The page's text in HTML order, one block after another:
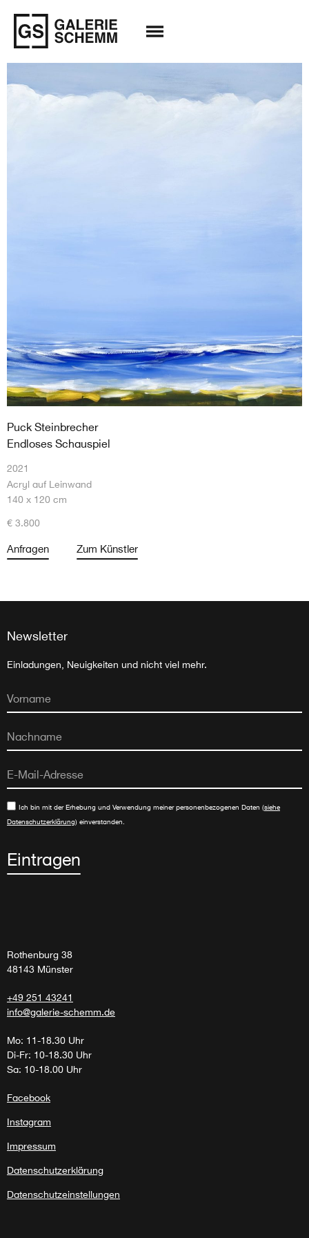
Puck Steinbrecher
Endloses Schauspiel
2021
Acryl auf Leinwand
140 x 120 cm
€ 3.800
Anfragen Zum Künstler
Newsletter
Einladungen, Neuigkeiten und nicht viel mehr.
Ich bin mit der Erhebung und Verwendung meiner personenbezogenen Daten (siehe
Datenschutzerklärung) einverstanden.
Eintragen
Rothenburg 38
48143 Münster
+49 251 43241
info@galerie-schemm.de
Mo: 11-18.30 Uhr
Di-Fr: 10-18.30 Uhr
Sa: 10-18.00 Uhr
Facebook
Instagram
Impressum
Datenschutzerklärung
Datenschutzeinstellungen